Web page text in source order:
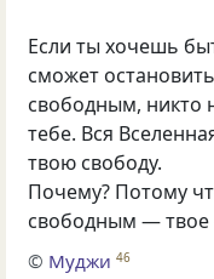
Если ты хочешь
сможет
свободным, никто
тебе. Вся
твою свободу.
Почему? Потому
свободным — твое
© Муджи 46